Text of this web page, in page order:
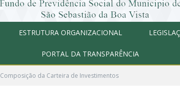
ESTRUTURA ORGANIZACIONAL
PORTAL DA TRANSPARÊNCIA
Composição da Carteira de Investimentos